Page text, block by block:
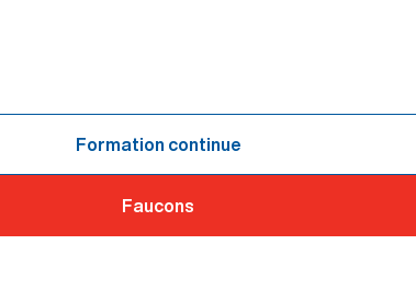
Formation continue
Faucons